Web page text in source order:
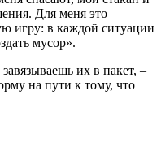
Для меня это
игру: в каждой ситуации
мусор».
их в пакет, –
на пути к тому, что